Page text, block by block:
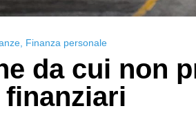
Finanza personale
da cui non